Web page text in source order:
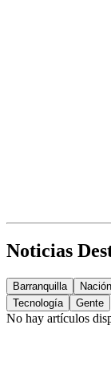
Noticias
Barranquilla Nación
Tecnología
Gente
No hay artículos